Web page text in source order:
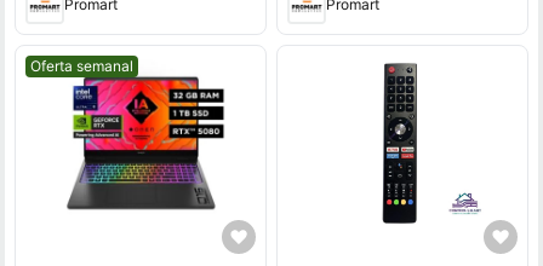
Promart Promart
Mejor precio.
Oferta semanal